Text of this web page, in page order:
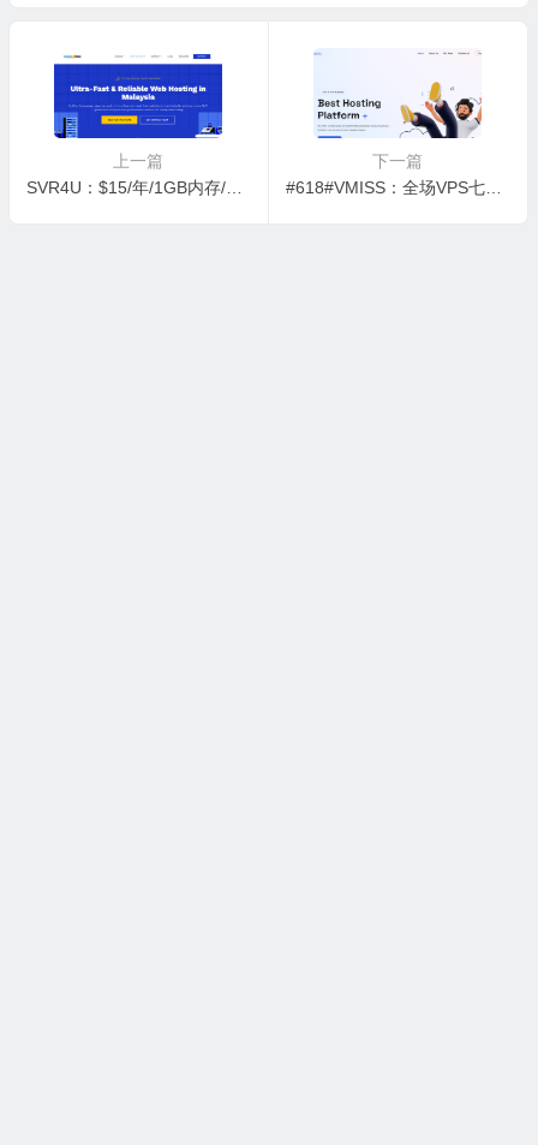
上一篇
SVR4U：$15/年/1GB内存/15GB SSD空间/1TB流量/1Gbps端口/KVM/马来西亚，国际线路
下一篇
#618#VMISS：全场VPS七折起：美国/韩国/日本/香港VPS低至8.5元/月起,可选CN2 GIA/AS9929/CMIN2/三网优化线路